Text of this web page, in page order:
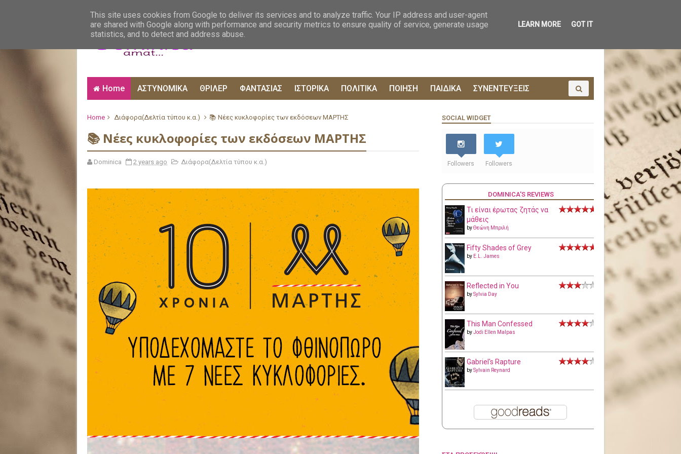
Home ΑΣΤΥΝΟΜΙΚΑ ΘΡΙΛΕΡ ΦΑΝΤΑΣΙΑΣ ΙΣΤΟΡΙΚΑ ΠΟΛΙΤΙΚΑ ΠΟΙΗΣΗ ΠΑΙΔΙΚΑ ΣΥΝΕΝΤΕΥΞΕΙΣ
Home Διάφορα(Δελτία τύπου κ.α.) 📚 Νέες κυκλοφορίες των εκδόσεων ΜΑΡΤΗΣ
📚 Νέες κυκλοφορίες των εκδόσεων ΜΑΡΤΗΣ
Dominica 2 years ago Διάφορα(Δελτία τύπου κ.α.)
SOCIAL WIDGET
Followers Followers
DOMINICA'S REVIEWS
Τι είναι έρωτας ζητάς να
μάθεις
byΘεώνη Μπριλή
Fifty Shades of Grey
by E.L. James
Reflected in You
bySylvia Day
This Man Confessed
byJodi Ellen Malpas
Gabriel's Rapture
bySylvain Reynard
This site uses cookies from Google to deliver its services and to analyze traffic. Your IP address and user-agent
are shared with Google along with performance and security metrics to ensure quality of service, generate usage
statistics, and to detect and address abuse.
LEARN MORE GOT IT